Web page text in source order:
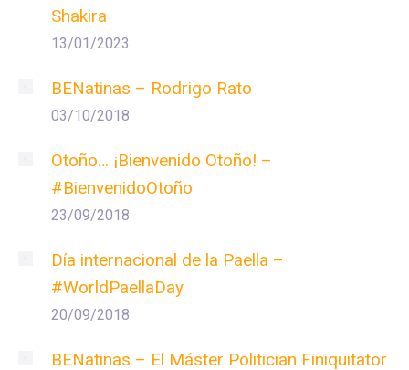
Shakira
13/01/2023
BENatinas – Rodrigo Rato
03/10/2018
Otoño… ¡Bienvenido Otoño! –
#BienvenidoOtoño
23/09/2018
Día internacional de la Paella –
#WorldPaellaDay
20/09/2018
BENatinas – El Máster Politician Finiquitator